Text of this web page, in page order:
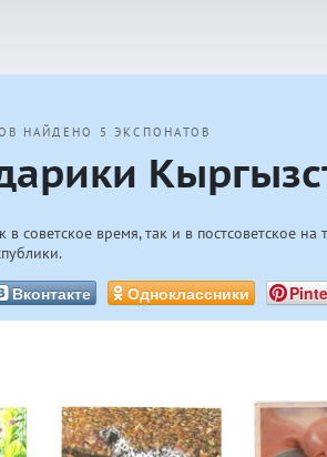
НАЙДЕНО 5 ЭКСПОНАТОВ
советское время, так и в постсоветское
Вконтакте Одноклассники